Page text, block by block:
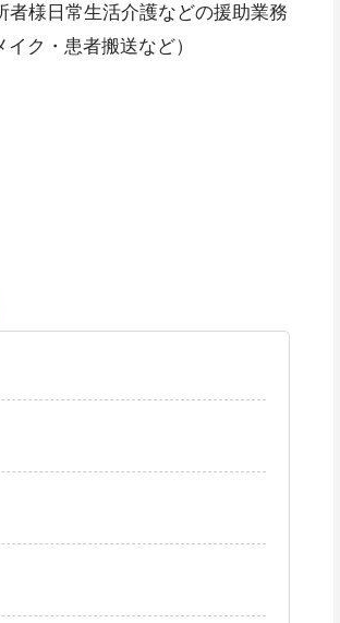
様日常生活介護などの援助業務
ク・患者搬送など）